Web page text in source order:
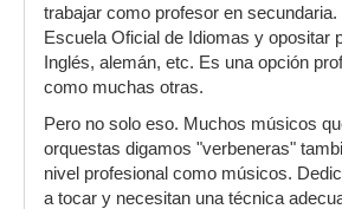
trabajar como profesor en
Escuela Oficial de Idiomas y opositar
Inglés, alemán, etc. Es una opción
como muchas otras.
Pero no solo eso. Muchos músicos
orquestas digamos "verbeneras"
nivel profesional como músicos.
a tocar y necesitan una técnica